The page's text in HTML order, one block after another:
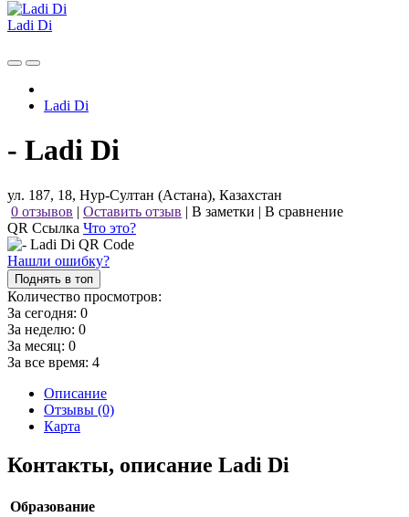
Ladi Di
Ladi Di
- Ladi Di
ул. 187, 18, Нур-Султан (Астана), Казахстан
0 отзывов | Оставить отзыв | В заметки | В сравнение
QR Ссылка Что это?
Нашли ошибку?
Поднять в топ
Количество просмотров:
За сегодня: 0
За неделю: 0
За месяц: 0
За все время: 4
Описание
Отзывы (0)
Карта
Контакты, описание Ladi Di
Образование